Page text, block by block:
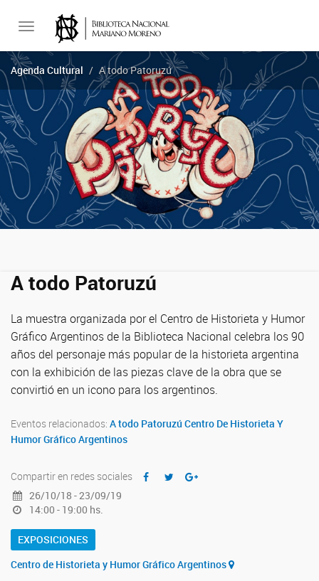
Toggle
navigation
Agenda Cultural A todo Patoruzú
A todo Patoruzú
La muestra organizada por el Centro de Historieta y Humor
Gráfico Argentinos de la Biblioteca Nacional celebra los 90
años del personaje más popular de la historieta argentina
con la exhibición de las piezas clave de la obra que se
convirtió en un icono para los argentinos.
Eventos relacionados: A todo Patoruzú Centro De Historieta Y
Humor Gráfico Argentinos
Compartir en redes sociales
26/10/18 - 23/09/19
14:00 - 19:00 hs.
EXPOSICIONES
Centro de Historieta y Humor Gráfico Argentinos